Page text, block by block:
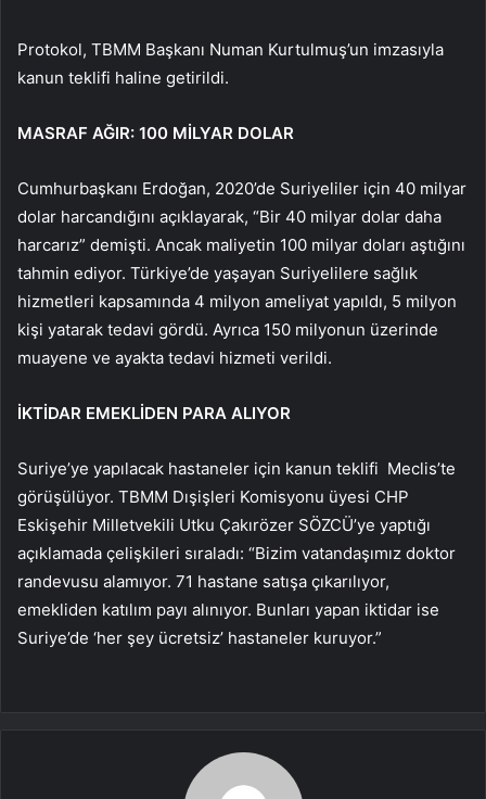
Protokol, TBMM Başkanı Numan Kurtulmuş’un imzasıyla
kanun teklifi haline getirildi.
MASRAF AĞIR: 100 MİLYAR DOLAR
Cumhurbaşkanı Erdoğan, 2020’de Suriyeliler için 40 milyar
dolar harcandığını açıklayarak, “Bir 40 milyar dolar daha
harcarız” demişti. Ancak maliyetin 100 milyar doları aştığını
tahmin ediyor. Türkiye’de yaşayan Suriyelilere sağlık
hizmetleri kapsamında 4 milyon ameliyat yapıldı, 5 milyon
kişi yatarak tedavi gördü. Ayrıca 150 milyonun üzerinde
muayene ve ayakta tedavi hizmeti verildi.
İKTİDAR EMEKLİDEN PARA ALIYOR
Suriye’ye yapılacak hastaneler için kanun teklifi Meclis’te
görüşülüyor. TBMM Dışişleri Komisyonu üyesi CHP
Eskişehir Milletvekili Utku Çakırözer SÖZCÜ’ye yaptığı
açıklamada çelişkileri sıraladı: “Bizim vatandaşımız doktor
randevusu alamıyor. 71 hastane satışa çıkarılıyor,
emekliden katılım payı alınıyor. Bunları yapan iktidar ise
Suriye’de ‘her şey ücretsiz’ hastaneler kuruyor.”